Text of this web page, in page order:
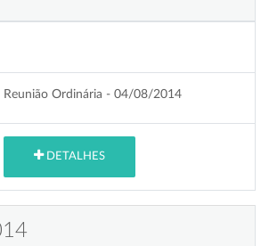
Reunião Ordinária - 04/08/2014
DETALHES